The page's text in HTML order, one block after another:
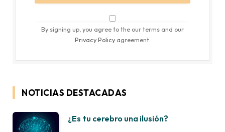
By signing up, you agree to the our terms and our
Privacy Policyagreement.
NOTICIAS DESTACADAS
¿Es tu cerebro una ilusión?